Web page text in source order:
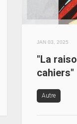
JAN 03, 2025
"La
cahiers"
Autre